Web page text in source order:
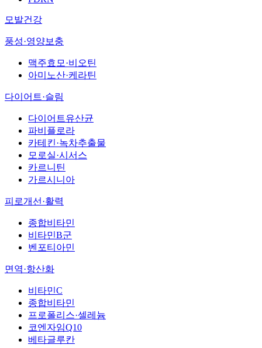
모발건강
풍성·영양보충
맥주효모·비오틴
아미노산·케라틴
다이어트·슬림
다이어트유산균
파비플로라
카테킨·녹차추출물
모로실·시서스
카르니틴
가르시니아
피로개선·활력
종합비타민
비타민B군
벤포티아민
면역·항산화
비타민C
종합비타민
프로폴리스·셀레늄
코엔자임Q10
베타글루칸